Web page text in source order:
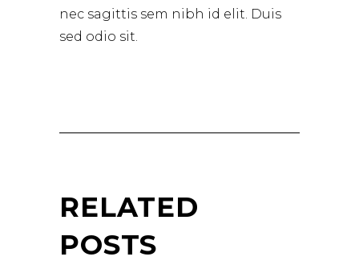
nec sagittis sem nibh id elit. Duis
sed odio sit.
RELATED
POSTS